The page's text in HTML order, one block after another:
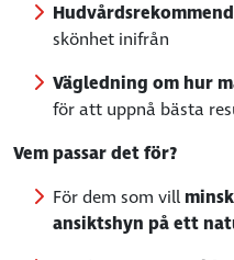
skönhet inifrån
Vägledning om hur
för att uppnå bästa
Vem passar det för?
För dem som vill
ansiktshyn på ett